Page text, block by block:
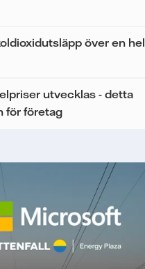
över en hel
utvecklas - detta
för företag